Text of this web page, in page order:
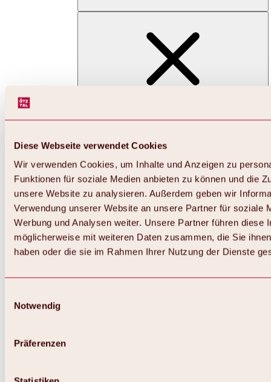
Diese Webseite verwendet Cookies
Wir verwenden Cookies, um Inhalte und Anzeigen zu
Funktionen für soziale Medien anbieten zu können und die
unsere Website zu analysieren. Außerdem geben wir
Verwendung unserer Website an unsere Partner für soziale
Werbung und Analysen weiter. Unsere Partner führen diese
möglicherweise mit weiteren Daten zusammen, die Sie
haben oder die sie im Rahmen Ihrer Nutzung der Dienste
Notwendig
Präferenzen